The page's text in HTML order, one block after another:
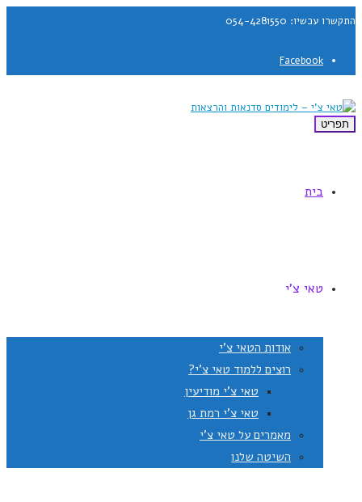
התקשרו עכשיו: 054-4281550
Facebook
תפריט
בית
טאי צ'י
אודות הטאי צ'י
רוצים ללמוד טאי צ'י?
טאי צ'י מודיעין
טאי צ'י רמת גן
מאמרים על טאי צ'י
השיטה שלנו